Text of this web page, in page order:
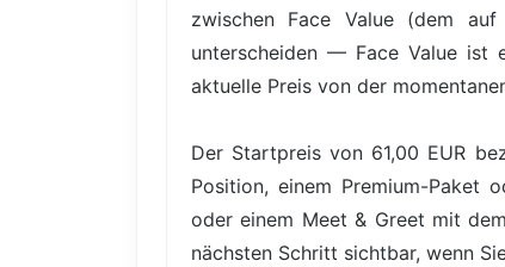
zwischen Face Value (dem
unterscheiden — Face Value ist
aktuelle Preis von der
Der Startpreis von 61,00 EUR
Position, einem Premium-Paket
oder einem Meet & Greet mit
nächsten Schritt sichtbar, wenn